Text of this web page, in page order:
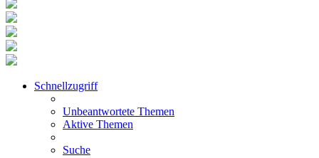
Schnellzugriff
Unbeantwortete Themen
Aktive Themen
Suche